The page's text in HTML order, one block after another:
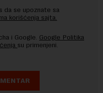
da se upoznate sa
korišćenja sajta.
i Google. Google Politika
su primenjeni.